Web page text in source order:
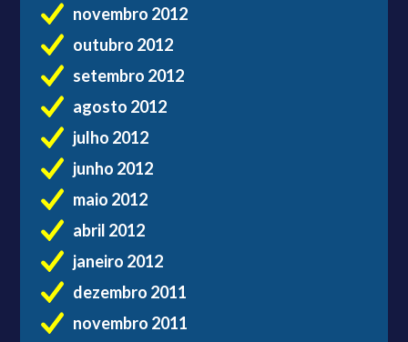
novembro 2012
outubro 2012
setembro 2012
agosto 2012
julho 2012
junho 2012
maio 2012
abril 2012
janeiro 2012
dezembro 2011
novembro 2011